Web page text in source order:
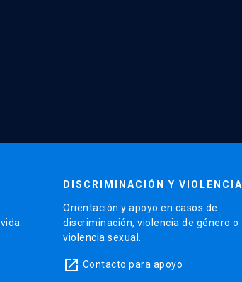
DISCRIMINACIÓN Y VIOLENCIA
Orientación y apoyo en casos de
discriminación, violencia de género o
violencia sexual.
launch Contacto para apoyo